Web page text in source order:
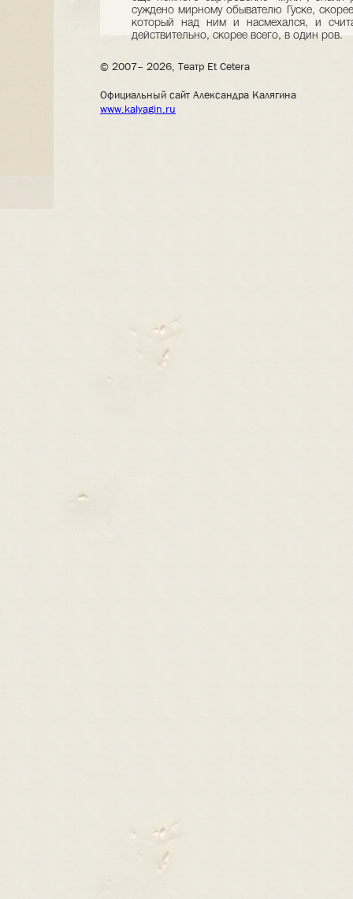
суждено мирному обывателю Гуске,
который над ним и насмехался, и
действительно, скорее всего, в один ров.
© 2007– 2026, Театр Et Cetera
Официальный сайт Александра Калягина
www.kalyagin.ru